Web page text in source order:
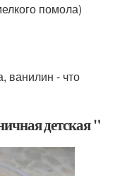
помола)
ванилин - что
детская "